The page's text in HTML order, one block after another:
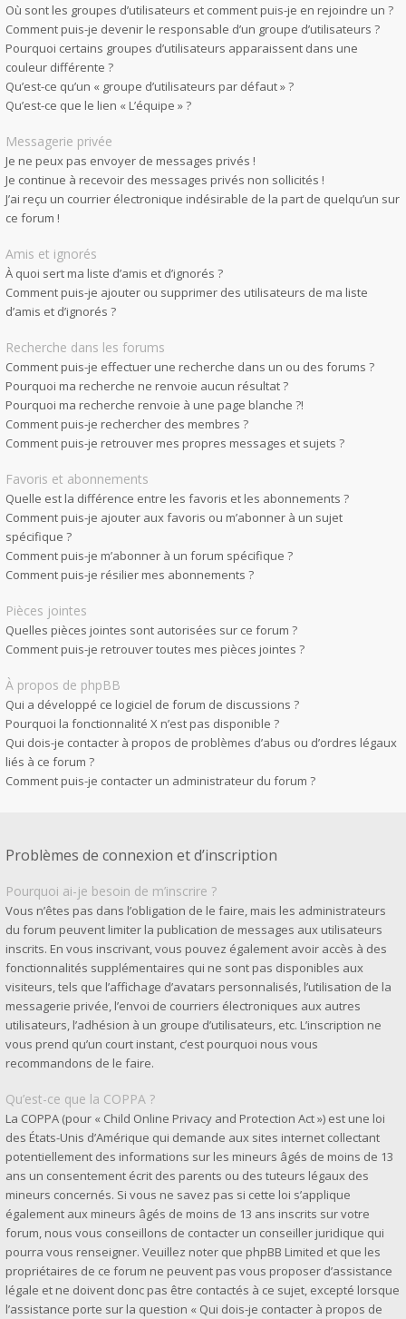
Où sont les groupes d’utilisateurs et comment puis-je en rejoindre un ?
Comment puis-je devenir le responsable d’un groupe d’utilisateurs ?
Pourquoi certains groupes d’utilisateurs apparaissent dans une
couleur différente ?
Qu’est-ce qu’un « groupe d’utilisateurs par défaut » ?
Qu’est-ce que le lien « L’équipe » ?
Messagerie privée
Je ne peux pas envoyer de messages privés !
Je continue à recevoir des messages privés non sollicités !
J’ai reçu un courrier électronique indésirable de la part de quelqu’un sur
ce forum !
Amis et ignorés
À quoi sert ma liste d’amis et d’ignorés ?
Comment puis-je ajouter ou supprimer des utilisateurs de ma liste
d’amis et d’ignorés ?
Recherche dans les forums
Comment puis-je effectuer une recherche dans un ou des forums ?
Pourquoi ma recherche ne renvoie aucun résultat ?
Pourquoi ma recherche renvoie à une page blanche ?!
Comment puis-je rechercher des membres ?
Comment puis-je retrouver mes propres messages et sujets ?
Favoris et abonnements
Quelle est la différence entre les favoris et les abonnements ?
Comment puis-je ajouter aux favoris ou m’abonner à un sujet
spécifique ?
Comment puis-je m’abonner à un forum spécifique ?
Comment puis-je résilier mes abonnements ?
Pièces jointes
Quelles pièces jointes sont autorisées sur ce forum ?
Comment puis-je retrouver toutes mes pièces jointes ?
À propos de phpBB
Qui a développé ce logiciel de forum de discussions ?
Pourquoi la fonctionnalité X n’est pas disponible ?
Qui dois-je contacter à propos de problèmes d’abus ou d’ordres légaux
liés à ce forum ?
Comment puis-je contacter un administrateur du forum ?
Problèmes de connexion et d’inscription
Pourquoi ai-je besoin de m’inscrire ?
Vous n’êtes pas dans l’obligation de le faire, mais les administrateurs
du forum peuvent limiter la publication de messages aux utilisateurs
inscrits. En vous inscrivant, vous pouvez également avoir accès à des
fonctionnalités supplémentaires qui ne sont pas disponibles aux
visiteurs, tels que l’affichage d’avatars personnalisés, l’utilisation de la
messagerie privée, l’envoi de courriers électroniques aux autres
utilisateurs, l’adhésion à un groupe d’utilisateurs, etc. L’inscription ne
vous prend qu’un court instant, c’est pourquoi nous vous
recommandons de le faire.
Qu’est-ce que la COPPA ?
La COPPA (pour « Child Online Privacy and Protection Act ») est une loi
des États-Unis d’Amérique qui demande aux sites internet collectant
potentiellement des informations sur les mineurs âgés de moins de 13
ans un consentement écrit des parents ou des tuteurs légaux des
mineurs concernés. Si vous ne savez pas si cette loi s’applique
également aux mineurs âgés de moins de 13 ans inscrits sur votre
forum, nous vous conseillons de contacter un conseiller juridique qui
pourra vous renseigner. Veuillez noter que phpBB Limited et que les
propriétaires de ce forum ne peuvent pas vous proposer d’assistance
légale et ne doivent donc pas être contactés à ce sujet, excepté lorsque
l’assistance porte sur la question « Qui dois-je contacter à propos de